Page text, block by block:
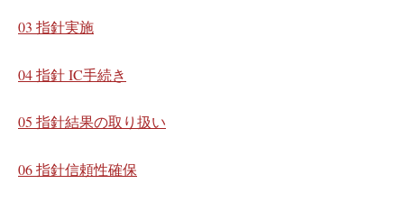
03 指針実施
04 指針 IC手続き
05 指針結果の取り扱い
06 指針信頼性確保